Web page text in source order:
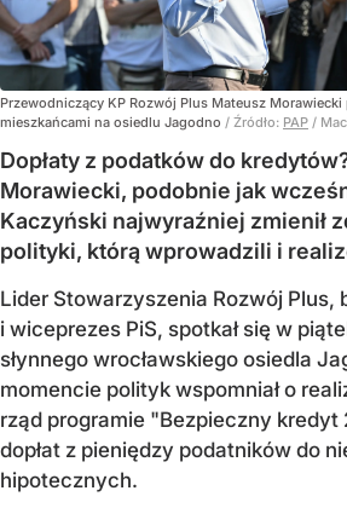
Przewodniczący KP Rozwój Plus Mateusz
mieszkańcami na osiedlu Jagodno / Źródło: PAP /
Dopłaty z podatków do
Morawiecki, podobnie jak
Kaczyński najwyraźniej zmienił
polityki, którą wprowadzili i
Lider Stowarzyszenia Rozwój Plus,
i wiceprezes PiS, spotkał się w
słynnego wrocławskiego osiedla
momencie polityk wspomniał o
rząd programie "Bezpieczny
dopłat z pieniędzy podatników do
hipotecznych.